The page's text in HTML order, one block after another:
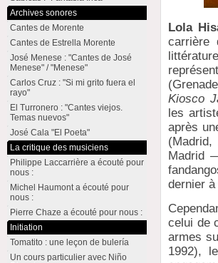
Lola
carrière
Kiosco
les
après
(Madrid,
Madrid
dernier
celui de
armes
1992),
Archives sonores
Cantes de Morente
Cantes de Estrella Morente
José Menese : "Cantes de José
Menese" / "Menese"
Carlos Cruz : "Si mi grito fuera el
rayo"
El Turronero : "Cantes viejos.
Temas nuevos"
José Cala "El Poeta"
La critique des musiciens
Philippe Laccarrière a écouté pour
nous :
Michel Haumont a écouté pour
nous :
Pierre Chaze a écouté pour nous :
Initiation
Tomatito : une leçon de bulería
Un cours particulier avec Niño